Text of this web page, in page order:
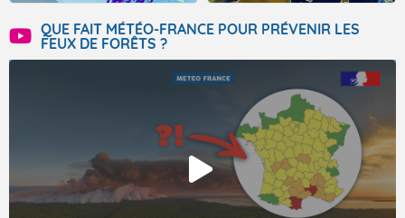
QUE FAIT MÉTÉO-FRANCE POUR PRÉVENIR LES
FEUX DE FORÊTS ?